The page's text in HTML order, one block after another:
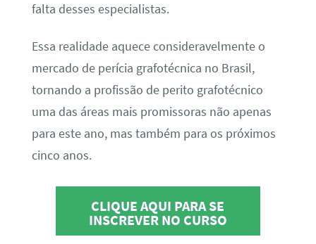
falta desses especialistas.
Essa realidade aquece consideravelmente o
mercado de perícia grafotécnica no Brasil,
tornando a profissão de perito grafotécnico
uma das áreas mais promissoras não apenas
para este ano, mas também para os próximos
cinco anos.
CLIQUE AQUI PARA SE
INSCREVER NO CURSO